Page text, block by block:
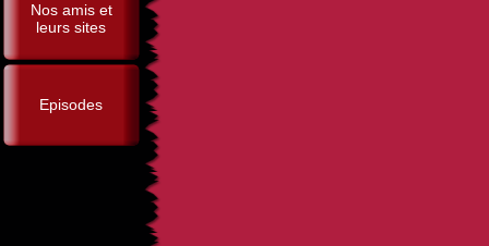
Nos amis et
leurs sites
Episodes